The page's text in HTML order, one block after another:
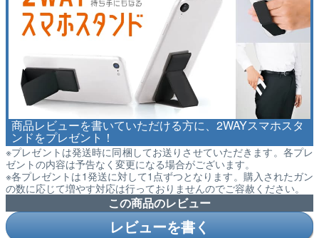
商品レビューを書いていただける方に、2WAYスマホスタ
ンドをプレゼント！
※プレゼントは発送時に同梱してお送りさせていただきます。各プレ
ゼントの内容は予告なく変更になる場合がございます。
※各プレゼントは1発送に対して1点ずつとなります。購入されたガン
の数に応じて増やす対応は行っておりませんのでご容赦ください。
この商品のレビュー
レビューを書く